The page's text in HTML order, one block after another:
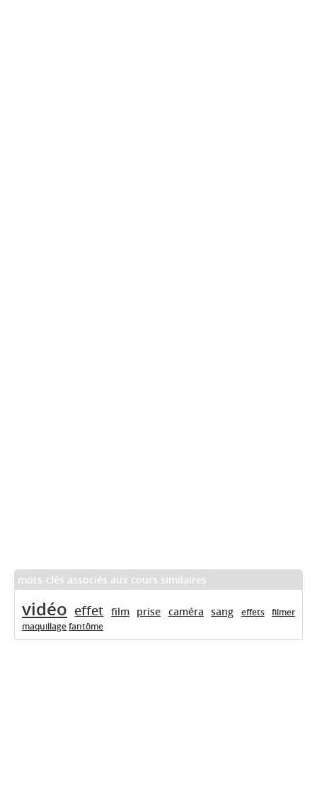
mots-clés associés aux cours similaires
vidéo effet film prise caméra sang effets
filmer
maquillagefantôme